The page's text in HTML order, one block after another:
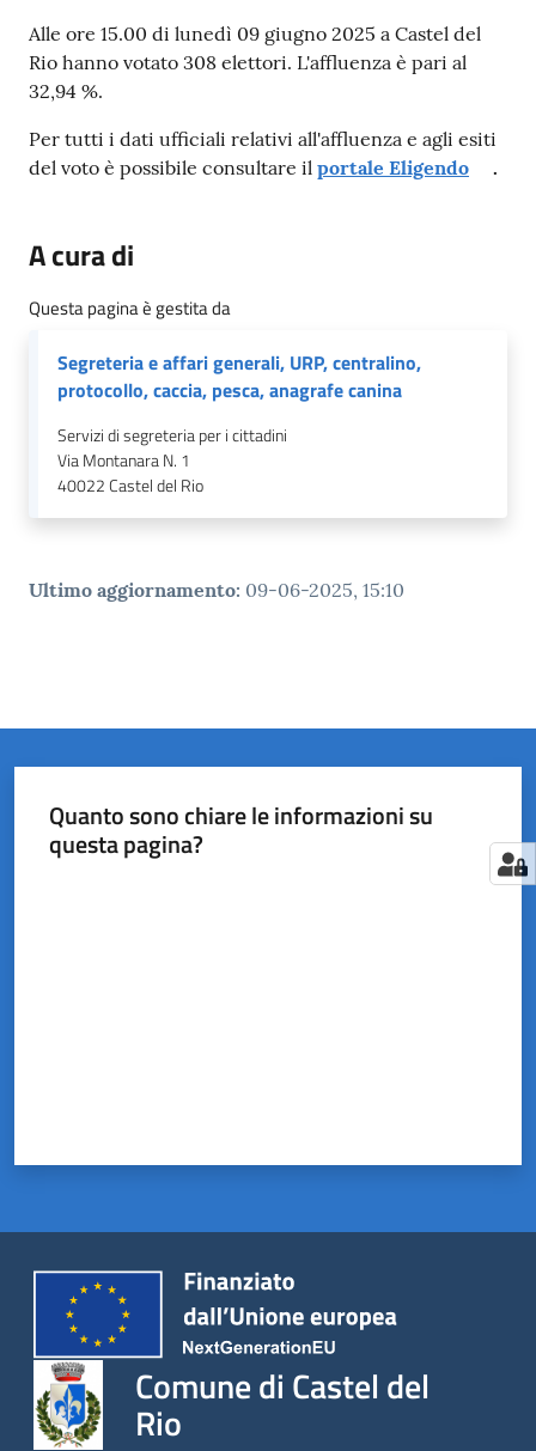
Alle ore 15.00 di lunedì 09 giugno 2025 a Castel del
Rio hanno votato 308 elettori. L'affluenza è pari al
32,94 %.
Per tutti i dati ufficiali relativi all'affluenza e agli esiti
del voto è possibile consultare il portale Eligendo .
A cura di
Questa pagina è gestita da
Segreteria e affari generali, URP, centralino,
protocollo, caccia, pesca, anagrafe canina
Servizi di segreteria per i cittadini
Via Montanara N. 1
40022Castel del Rio
Ultimo aggiornamento: 09-06-2025, 15:10
Quanto sono chiare le informazioni su
questa pagina?
Comune di Castel del
Rio